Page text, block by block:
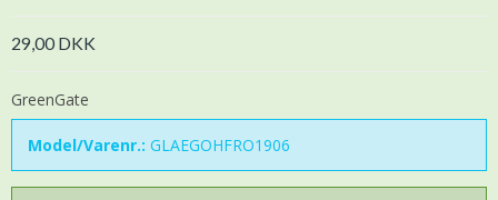
29,00 DKK
GreenGate
Model/Varenr.: GLAEGOHFRO1906